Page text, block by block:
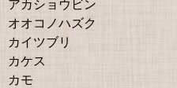
アカショウビン
オオコノハズク
カイツブリ
カケス
カモ